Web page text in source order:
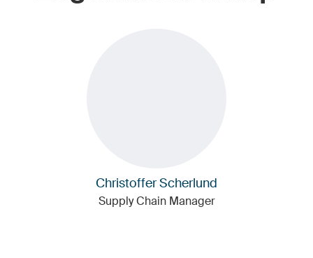
Christoffer Scherlund
Supply Chain Manager